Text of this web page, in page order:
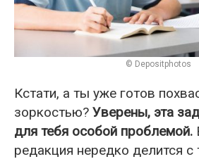
© Depositphotos
Кстати, а ты уже готов
зоркостью? Уверены, эта
для тебя особой проблемой.
редакция нередко делится с